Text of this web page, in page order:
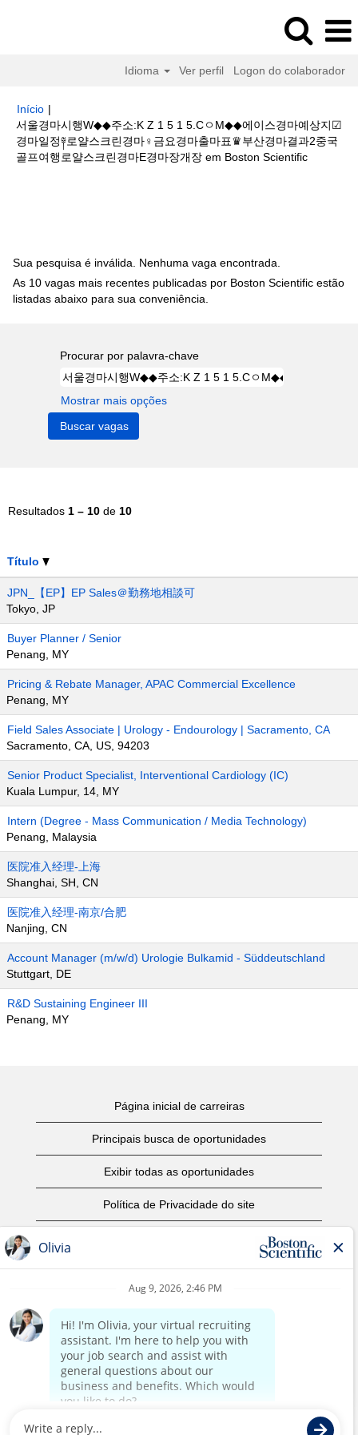
Idioma Ver perfil Logon do colaborador
Início |
서울경마시행W◆◆주소:K Z 1 5 1 5.CㅇM◆◆에이스경마예상지☑
경마일정༈로얄스크린경마♀금요경마출마표♛부산경마결과2중국
골프여행로얄스크린경마E경마장개장 em Boston Scientific(página
Sua pesquisa é inválida. Nenhuma vaga encontrada.
As 10 vagas mais recentes publicadas por Boston Scientific estão
listadas abaixo para sua conveniência.
Procurar por palavra-chave
Mostrar mais opções
Resultados 1 – 10 de 10
Título
JPN_【EP】EP Sales＠勤務地相談可
Tokyo, JP
Buyer Planner / Senior
Penang, MY
Pricing & Rebate Manager, APAC Commercial Excellence
Penang, MY
Field Sales Associate | Urology - Endourology | Sacramento, CA
Sacramento, CA, US, 94203
Senior Product Specialist, Interventional Cardiology (IC)
Kuala Lumpur, 14, MY
Intern (Degree - Mass Communication / Media Technology)
Penang, Malaysia
医院准入经理-上海
Shanghai, SH, CN
医院准入经理-南京/合肥
Nanjing, CN
Account Manager (m/w/d) Urologie Bulkamid - Süddeutschland
Stuttgart, DE
R&D Sustaining Engineer III
Penang, MY
Página inicial de carreiras
Principais busca de oportunidades
Exibir todas as oportunidades
Política de Privacidade do site
Aviso de Direitos Autorais
Página corporativa